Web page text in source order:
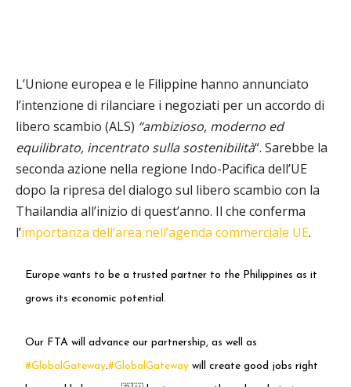
L’Unione europea e le Filippine hanno annunciato
l’intenzione di rilanciare i negoziati per un accordo di
libero scambio (ALS) “ambizioso, moderno ed
equilibrato, incentrato sulla sostenibilità“. Sarebbe la
seconda azione nella regione Indo-Pacifica dell’UE
dopo la ripresa del dialogo sul libero scambio con la
Thailandia all’inizio di quest’anno. Il che conferma
l’importanza dell’area nell’agenda commerciale UE.
Europe wants to be a trusted partner to the Philippines as it
grows its economic potential.
Our FTA will advance our partnership, as well as
#GlobalGateway.#GlobalGateway will create good jobs right